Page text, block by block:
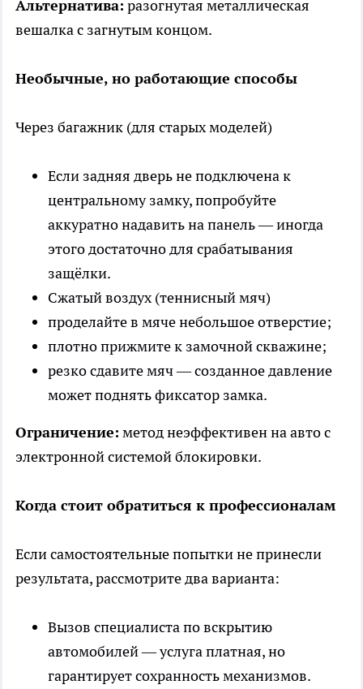
Альтернатива: разогнутая металлическая
вешалка с загнутым концом.
Необычные, но работающие способы
Через багажник (для старых моделей)
Если задняя дверь не подключена к
центральному замку, попробуйте
аккуратно надавить на панель — иногда
этого достаточно для срабатывания
защёлки.
Сжатый воздух (теннисный мяч)
проделайте в мяче небольшое отверстие;
плотно прижмите к замочной скважине;
резко сдавите мяч — созданное давление
может поднять фиксатор замка.
Ограничение: метод неэффективен на авто с
электронной системой блокировки.
Когда стоит обратиться к профессионалам
Если самостоятельные попытки не принесли
результата, рассмотрите два варианта:
Вызов специалиста по вскрытию
автомобилей — услуга платная, но
гарантирует сохранность механизмов.